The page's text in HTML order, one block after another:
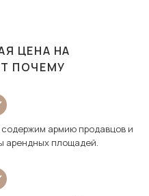
ЦЕНА НА
ПОЧЕМУ
армию продавцов и
арендных площадей.